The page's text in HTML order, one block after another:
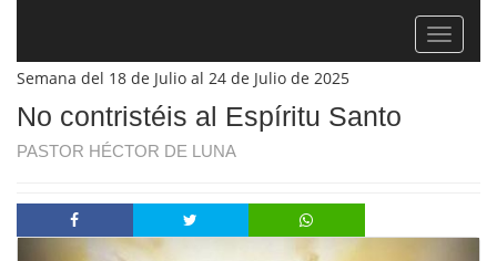
Toggle
Semana del 18 de Julio al 24 de Julio de 2025
No contristéis al Espíritu Santo
PASTOR HÉCTOR DE LUNA